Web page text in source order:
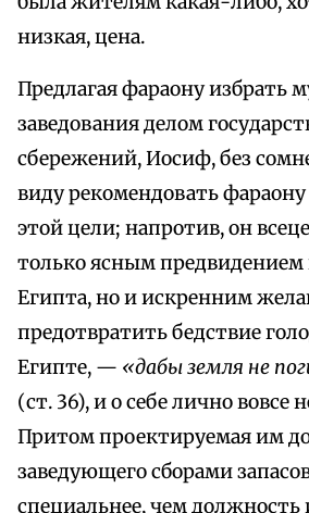
низкая, цена.
Предлагая фараону избрать
заведования делом
сбережений, Иосиф, без
виду рекомендовать фараону
этой цели; напротив, он
только ясным предвидением
Египта, но и искренним
предотвратить бедствие
Египте, — «дабы земля не
(ст. 36), и о себе лично вовсе
Притом проектируемая им
заведующего сборами
специальнее, чем